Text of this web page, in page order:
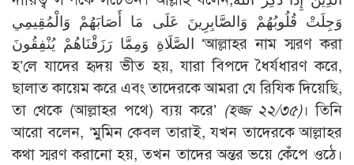
وَجِلَتْ قُلُوبُهُمْ وَالصَّابِرِينَ عَلَى مَا أَصَابَهُمْ وَالْمُقِيمِي
الصَّلَاةِ وَمِمَّا رَزَقْنَاهُمْ يُنْفِقُونَ ‘আল্লাহর নাম স্মরণ করা
হ’লে যাদের হৃদয় ভীত হয়, যারা বিপদে ধৈর্যধারণ করে,
ছালাত কায়েম করে এবং তাদেরকে আমরা যে রিযিক দিয়েছি,
তা থেকে (আল্লাহর পথে) ব্যয় করে’ (হজ্জ ২২/৩৫)। তিনি
আরো বলেন, ‘মুমিন কেবল তারাই, যখন তাদেরকে আল্লাহর
কথা স্মরণ করানো হয়, তখন তাদের অন্তর ভয়ে কেঁপে ওঠে।